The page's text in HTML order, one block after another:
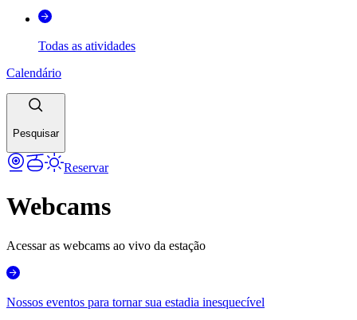
Todas as atividades
Calendário
Pesquisar
Reservar
Webcams
Acessar as webcams ao vivo da estação
Nossos eventos para tornar sua estadia inesquecível